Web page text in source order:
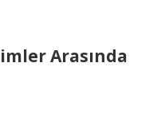
Arasında